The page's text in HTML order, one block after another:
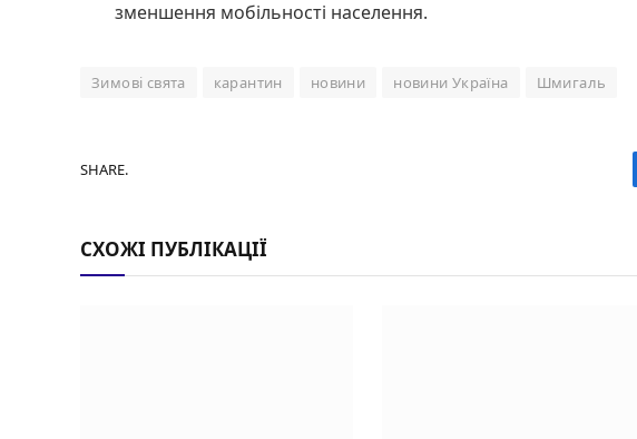
зменшення мобільності населення.
Зимові свята карантин новини новини Україна Шмигаль
SHARE.
СХОЖІ ПУБЛІКАЦІЇ